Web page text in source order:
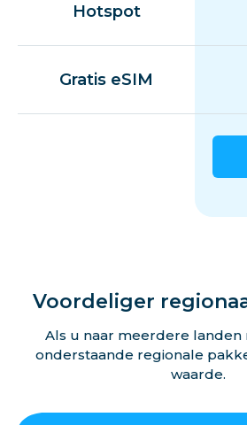
Hotspot
Gratis eSIM
Voordeliger
Als u naar meerdere landen
onderstaande regionale
waarde.